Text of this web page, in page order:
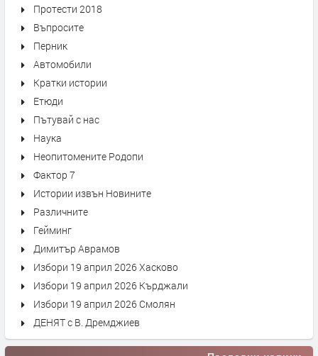
Протести 2018
Въпросите
Перник
Автомобили
Кратки истории
Етюди
Пътувай с нас
Наука
Неопитомените Родопи
Фактор 7
Истории извън Новините
Различните
Гейминг
Димитър Аврамов
Избори 19 април 2026 Хасково
Избори 19 април 2026 Кърджали
Избори 19 април 2026 Смолян
ДЕНЯТ с В. Дремджиев